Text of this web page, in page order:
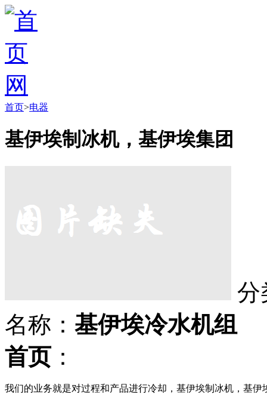
首页>电器
基伊埃制冰机，基伊埃集团
分
名称： 基伊埃冷水机组
首页 ：
我们的业务就是对过程和产品进行冷却，基伊埃制冰机，基